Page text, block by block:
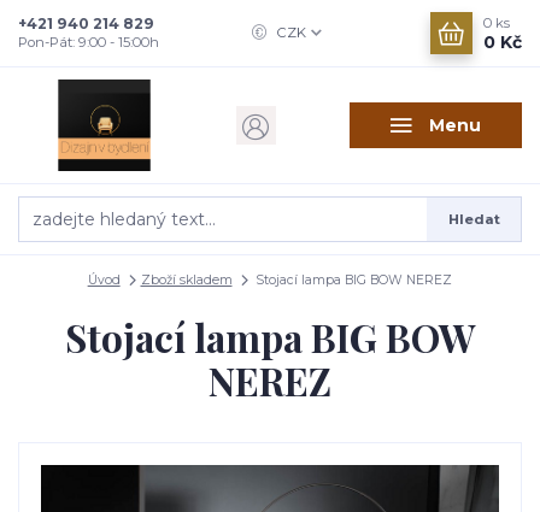
Menu
CZK
Hledat
+421 940 214 829
Pon-Pát: 9:00 - 15:00h
0 ks
0 Kč
Úvod Zboží skladem Stojací lampa BIG BOW NEREZ
Stojací lampa BIG BOW
NEREZ